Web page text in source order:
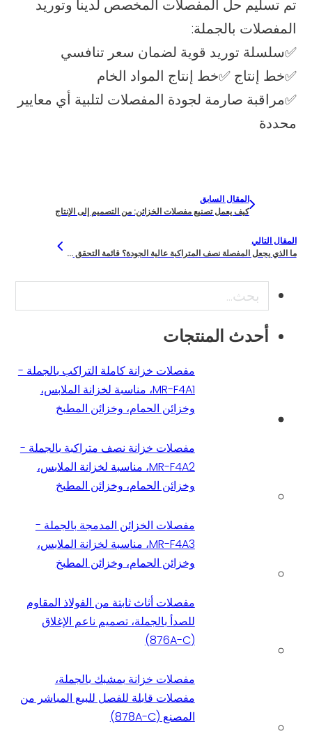
تم تسليم حل المفصلات المخصص لدينا وتوريد
المفصلات بالجملة:
✅سلسلة توريد قوية لضمان سعر تنافسي
✅خط إنتاج ✅خط إنتاج المواد الخام
✅مراقبة صارمة لجودة المفصلات لتلبية أي معايير
محددة
المقال السابق
كيف يعمل تصنيع مفصلات الخزائن: من التصميم إلى الإنتاج
المقال التالي
ما الذي يجعل المفصلة نصف المتراكبة عالية الجودة؟ قائمة التحقق من المشتري
بحث
أحدث المنتجات
مفصلات خزانة كاملة التراكب بالجملة -
MR-F4A1، مناسبة لخزانة الملابس،
وخزائن الحمام، وخزائن المطبخ
مفصلات خزانة نصف متراكبة بالجملة -
MR-F4A2، مناسبة لخزانة الملابس،
وخزائن الحمام، وخزائن المطبخ
مفصلات الخزائن المدمجة بالجملة -
MR-F4A3، مناسبة لخزانة الملابس،
وخزائن الحمام، وخزائن المطبخ
مفصلات أثاث ثابتة من الفولاذ المقاوم
للصدأ بالجملة، تصميم ناعم الإغلاق
(876A-C)
مفصلات خزانة بمشبك بالجملة،
مفصلات قابلة للفصل للبيع المباشر من
المصنع (878A-C)